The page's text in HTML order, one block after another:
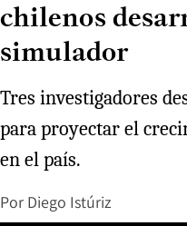
chilenos
simulador
Tres investigadores
para proyectar el
en el país.
Por Diego Istúriz